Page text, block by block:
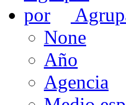
None
Año
Agencia